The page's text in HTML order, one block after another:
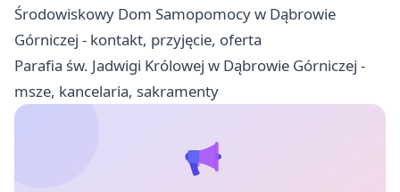
Środowiskowy Dom Samopomocy w Dąbrowie
Górniczej - kontakt, przyjęcie, oferta
Parafia św. Jadwigi Królowej w Dąbrowie Górniczej -
msze, kancelaria, sakramenty